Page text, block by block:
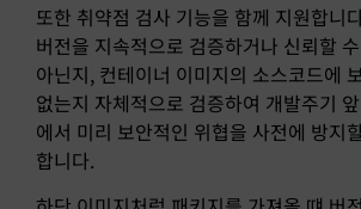
또한 취약점 검사 기능을 함께 지원합니
버전을 지속적으로 검증하거나 신뢰할
아닌지, 컨테이너 이미지의 소스코드에
없는지 자체적으로 검증하여 개발주기
에서 미리 보안적인 위협을 사전에 방지
합니다.